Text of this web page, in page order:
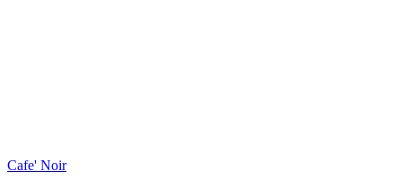
Cafe' Noir